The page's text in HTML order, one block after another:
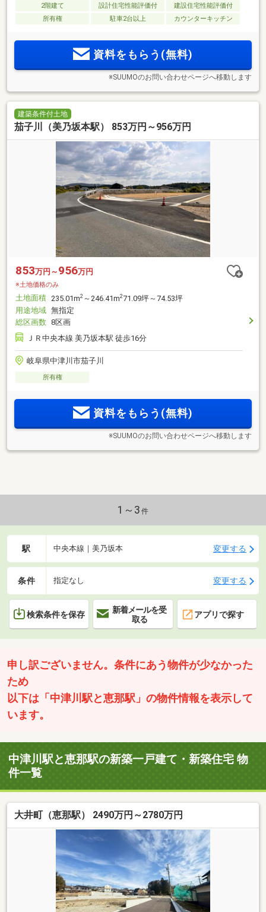
2階建て 設計住宅性能評価付
建設住宅性能評価付
所有権
駐車2台以上 カウンターキッチン
資料をもらう(無料)
※SUUMOのお問い合わせページへ移動します
建築条件付土地
茄子川（美乃坂本駅） 853万円～956万円
853万円～ 956万円
※土地価格のみ
土地面積 235.01m2 ～246.41m271.09坪～74.53坪
用途地域 無指定
総区画数 8区画
ＪＲ中央本線 美乃坂本駅 徒歩16分
岐阜県中津川市茄子川
所有権
資料をもらう(無料)
※SUUMOのお問い合わせページへ移動します
1～3 件
駅 中央本線｜美乃坂本 変更する
条件 指定なし 変更する
検索条件を保存
新着メールを受
取る
アプリで探す
申し訳ございません。条件にあう物件が少なかった
ため
以下は「中津川駅と恵那駅」の物件情報を表示して
います。
中津川駅と恵那駅の新築一戸建て・新築住宅 物
件一覧
大井町（恵那駅） 2490万円～2780万円